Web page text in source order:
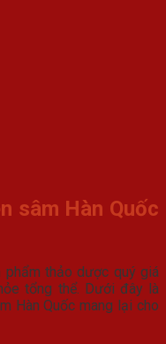
sâm Hàn Quốc
phẩm thảo dược quý giá
tổng thể. Dưới đây là
Hàn Quốc mang lại cho